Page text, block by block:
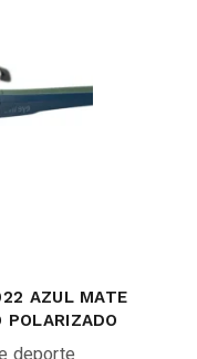
AZUL MATE
POLARIZADO